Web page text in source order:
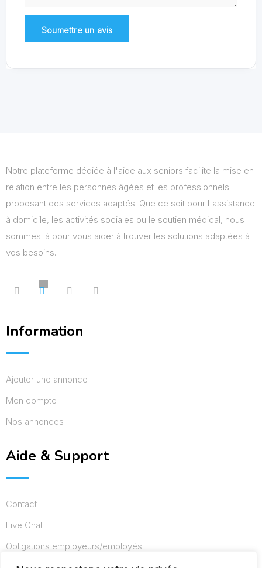
Notre plateforme dédiée à l'aide aux seniors facilite la mise en
relation entre les personnes âgées et les professionnels
proposant des services adaptés. Que ce soit pour l'assistance
à domicile, les activités sociales ou le soutien médical, nous
sommes là pour vous aider à trouver les solutions adaptées à
vos besoins.
Information
Ajouter une annonce
Mon compte
Nos annonces
Aide & Support
Contact
Live Chat
Obligations employeurs/employés